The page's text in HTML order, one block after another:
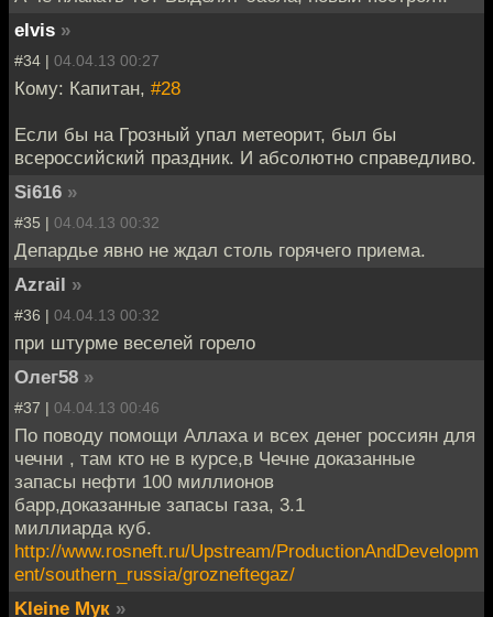
elvis »
#34 | 04.04.13 00:27
Кому: Капитан, #28
Если бы на Грозный упал метеорит, был бы
всероссийский праздник. И абсолютно справедливо.
Si616 »
#35 | 04.04.13 00:32
Депардье явно не ждал столь горячего приема.
Azrail »
#36 | 04.04.13 00:32
при штурме веселей горело
Олег58 »
#37 | 04.04.13 00:46
По поводу помощи Аллаха и всех денег россиян для
чечни , там кто не в курсе,в Чечне доказанные
запасы нефти 100 миллионов
барр,доказанные запасы газа, 3.1
миллиарда куб.
http://www.rosneft.ru/Upstream/ProductionAndDevelopm
ent/southern_russia/grozneftegaz/
Kleine Мук »